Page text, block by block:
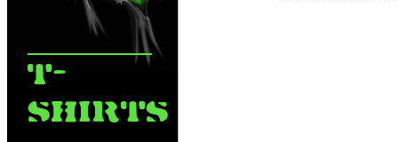
T-
SHIRTS